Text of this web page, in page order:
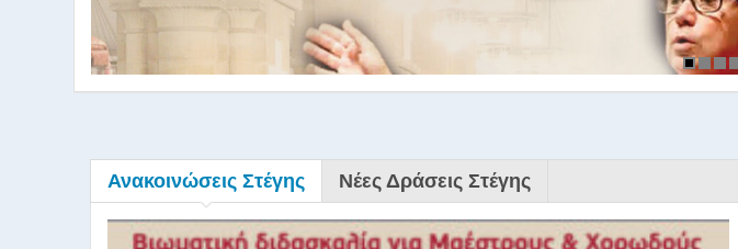
Ανακοινώσεις Στέγης Νέες Δράσεις Στέγης